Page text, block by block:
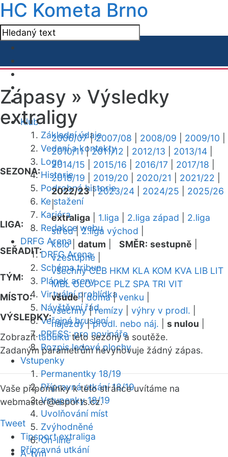
HC Kometa Brno
Klub
Základní údaje
Vedení a kontakty
Logo
Historie
Podrobná historie
Ke stažení
Kariéra
Redakce webu
DRFG Arena
DRFG Arena
Schéma tribun
Plánek areny
Virtuální prohlídka
Návštěvní řád
Veřejné bruslení
PRESS: pro novináře
Rozpis ledové plochy
Vstupenky
Permanentky 18/19
Přípravná utkání 18/19
Vstupenky 18/19
Uvolňování míst
Zvýhodněné
On-line
A-tým
Zápasy » Výsledky
extraligy
SEZONA:
2006/07|2007/08 2008/09 2009/10
2010/11|2011/12 2012/13 2013/14
2014/15
2015/16 2016/17 2017/18
2018/19
2019/20 2020/21 2021/22
2022/23|2023/24 2024/25
2025/26
|
LIGA:
extraliga 1.liga 2.liga západ
2.liga
střed|2.liga východ
SEŘADIT:
kolo| datum SMĚR: sestupně
vzestupně
TÝM:
všechny CEB HKM KLA KOM KVA LIB LIT
MBL OLO PCE PLZ SPA TRI VIT
MÍSTO:
všude|doma|venku
VÝSLEDKY:
všechny|remízy výhry v prodl.
nájezdy|prodl. nebo náj. s nulou
Zobrazittabulkutéto sezóny a soutěže.
Zadaným parametrům nevyhovuje žádný zápas.
Vaše připomínky k této stránce uvítáme na
webmaster@esports.cz.
Tweet
Tipsport extraliga
Přípravná utkání